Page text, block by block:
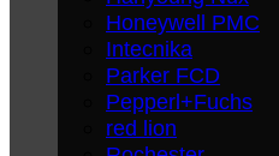
Honeywell PMC
Intecnika
Parker FCD
Pepperl+Fuchs
red lion